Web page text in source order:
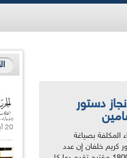
دستور
المكلفة بصياغة
كريم خلفان إن عدد
20 أبريل 2021 |